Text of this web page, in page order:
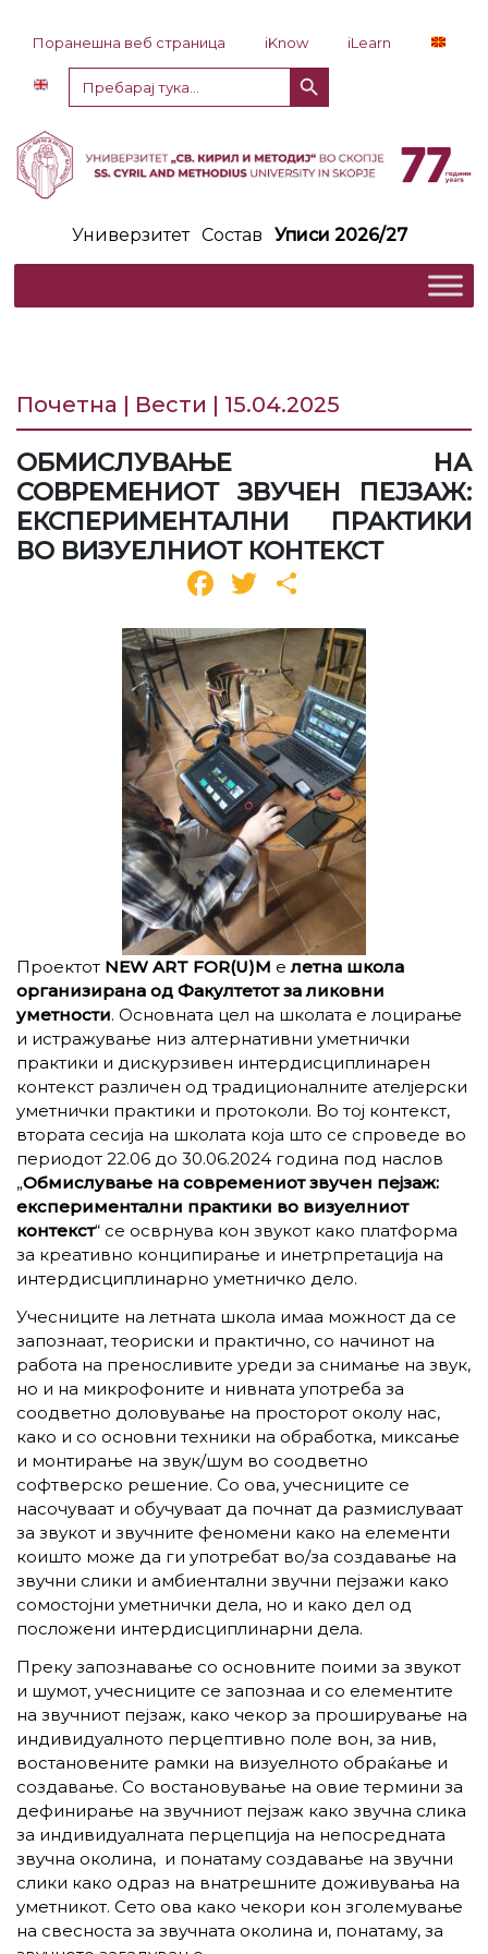
Поранешна веб страница iKnow
iLearn
Пребарај
за:
Копче за пребарување
Универзитет Состав Уписи 2026/27
Почетна | Вести | 15.04.2025
OБМИСЛУВАЊЕ НА
СОВРЕМЕНИОТ ЗВУЧЕН ПЕЈЗАЖ:
ЕКСПЕРИМЕНТАЛНИ ПРАКТИКИ
ВО ВИЗУЕЛНИОТ КОНТЕКСТ
Facebook
Twitter
Проектот NEW ART FOR(U)M елетна школа
организирана од Факултетот за ликовни
уметности. Основната цел на школата е лоцирање
и истражување низ алтернативни уметнички
практики и дискурзивен интердисциплинарен
контекст различен од традиционалните ателјерски
уметнички практики и протоколи. Во тој контекст,
втората сесија на школата која што се спроведе во
периодот 22.06 до 30.06.2024 година под наслов
„Oбмислување на современиот звучен пејзаж:
експериментални практики во визуелниот
контекст“ се осврнува кон звукот како платформа
за креативно конципирање и инетрпретација на
интердисциплинарно уметничко дело.
Учесниците на летната школа имаа можност да се
запознаат, теориски и практично, со начинот на
работа на преносливите уреди за снимање на звук,
но и на микрофоните и нивната употреба за
соодветно доловување на просторот околу нас,
како и со основни техники на обработка, миксање
и монтирање на звук/шум во соодветно
софтверско решение. Со ова, учесниците се
насочуваат и обучуваат да почнат да размислуваат
за звукот и звучните феномени како на елементи
коишто може да ги употребат во/за создавање на
звучни слики и амбиентални звучни пејзажи како
сомостојни уметнички дела, но и како дел од
посложени интердисциплинарни дела.
Преку запознавање со основните поими за звукот
и шумот, учесниците се запознаа и со елементите
на звучниот пејзаж, како чекор за проширување на
индивидуалното перцептивно поле вон, за нив,
востановените рамки на визуелното обраќање и
создавање. Со востановување на овие термини за
дефинирање на звучниот пејзаж како звучна слика
за индивидуалната перцепција на непосредната
звучна околина, и понатаму создавање на звучни
слики како одраз на внатрешните доживувања на
уметникот. Сето ова како чекори кон зголемување
на свесноста за звучната околина и, понатаму, за